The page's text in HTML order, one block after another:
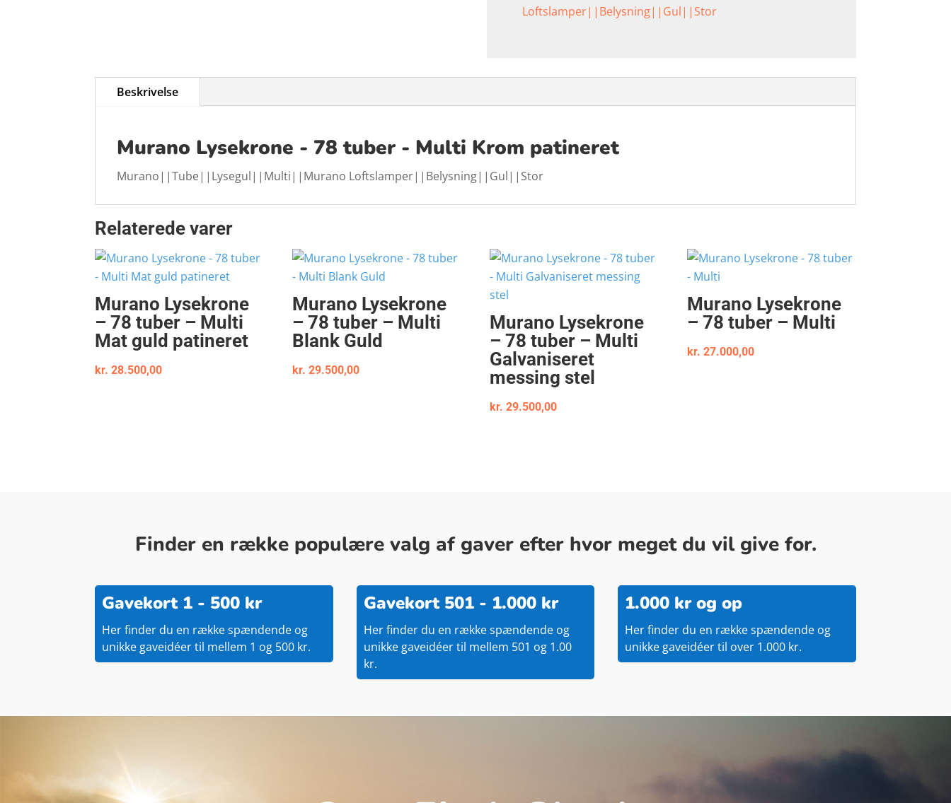
Loftslamper||Belysning||Gul||Stor
Beskrivelse
Murano Lysekrone - 78 tuber - Multi Krom patineret
Murano||Tube||Lysegul||Multi||Murano Loftslamper||Belysning||Gul||Stor
Relaterede varer
Murano Lysekrone
– 78 tuber – Multi
Mat guld patineret
kr. 28.500,00
Murano Lysekrone
– 78 tuber – Multi
Blank Guld
kr. 29.500,00
Murano Lysekrone
– 78 tuber – Multi
Galvaniseret
messing stel
kr. 29.500,00
Murano Lysekrone
– 78 tuber – Multi
kr. 27.000,00
Finder en række populære valg af gaver efter hvor meget du vil give for.
Gavekort 1 - 500 kr
Her finder du en række spændende og
unikke gaveidéer til mellem 1 og 500 kr.
Gavekort 501 - 1.000 kr
Her finder du en række spændende og
unikke gaveidéer til mellem 501 og 1.00
kr.
1.000 kr og op
Her finder du en række spændende og
unikke gaveidéer til over 1.000 kr.